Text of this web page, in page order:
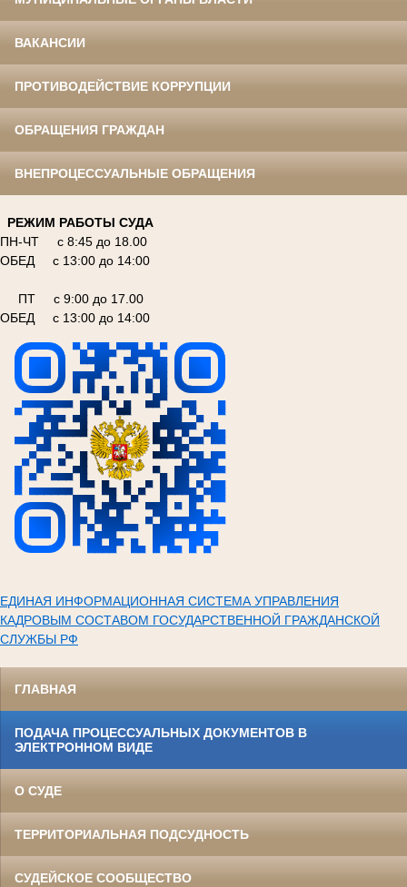
ВАКАНСИИ
ПРОТИВОДЕЙСТВИЕ КОРРУПЦИИ
ОБРАЩЕНИЯ ГРАЖДАН
ВНЕПРОЦЕССУАЛЬНЫЕ ОБРАЩЕНИЯ
РЕЖИМ РАБОТЫ СУДА
ПН-ЧТ с 8:45 до 18.00
ОБЕД с 13:00 до 14:00
ПТ с 9:00 до 17.00
ОБЕД с 13:00 до 14:00
ЕДИНАЯ ИНФОРМАЦИОННАЯ СИСТЕМА УПРАВЛЕНИЯ
КАДРОВЫМ СОСТАВОМ ГОСУДАРСТВЕННОЙ ГРАЖДАНСКОЙ
СЛУЖБЫ РФ
ГЛАВНАЯ
ПОДАЧА ПРОЦЕССУАЛЬНЫХ ДОКУМЕНТОВ В
ЭЛЕКТРОННОМ ВИДЕ
О СУДЕ
ТЕРРИТОРИАЛЬНАЯ ПОДСУДНОСТЬ
СУДЕЙСКОЕ СООБЩЕСТВО